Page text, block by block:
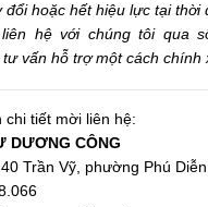
hoặc hết hiệu lực tại thời
hệ với chúng tôi qua
vấn hỗ trợ một cách chính
chi tiết mời liên hệ:
DƯƠNG CÔNG
Trần Vỹ, phường Phú